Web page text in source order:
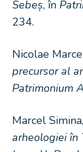
Sebeș, în
234.
Nicolae
precursor al
Patrimonium
Marcel Simina,
arheologiei în